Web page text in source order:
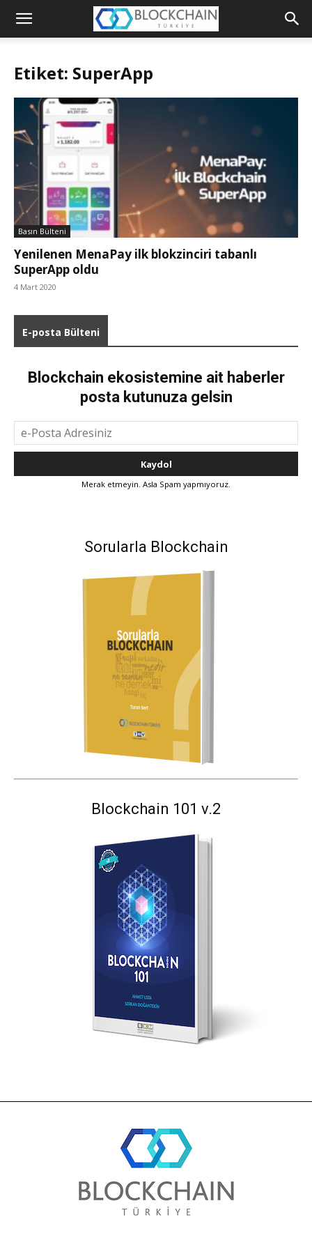
Blockchain
Etiket: SuperApp
Basın Bülteni
Yenilenen MenaPay ilk blokzinciri tabanlı
SuperApp oldu
4 Mart 2020
E-posta Bülteni
Blockchain ekosistemine ait haberler
posta kutunuza gelsin
Merak etmeyin. Asla Spam yapmıyoruz.
Sorularla Blockchain
Blockchain 101 v.2